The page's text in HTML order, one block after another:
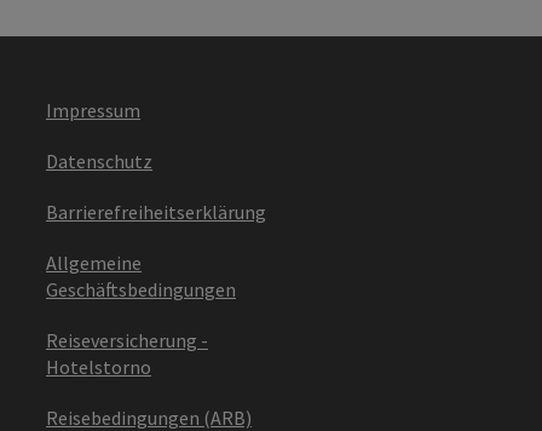
Impressum
Datenschutz
Barrierefreiheitserklärung
Allgemeine
Geschäftsbedingungen
Reiseversicherung -
Hotelstorno
Reisebedingungen (ARB)